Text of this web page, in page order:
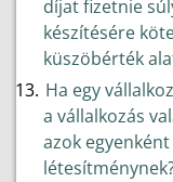
díjat fizetnie
készítésére
küszöbérték
Ha egy
a vállalkozás
azok